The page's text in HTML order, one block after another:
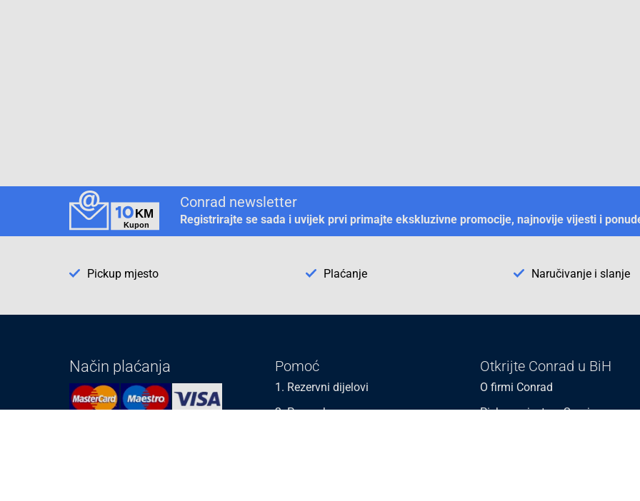
Conrad newsletter
Registrirajte se sada i uvijek prvi primajte ekskluzivne promocije, najnovije vijesti i
Pickup mjesto Plaćanje Naručivanje i slanje
Način plaćanja Pomoć
1. Rezervni dijelovi
2. Popravka
Otkrijte Conrad u BiH
O firmi Conrad
Pickup mjesto u Sarajevu